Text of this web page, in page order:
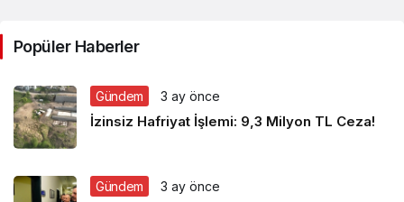
Popüler Haberler
Gündem 3 ay önce
İzinsiz Hafriyat İşlemi: 9,3 Milyon TL Ceza!
Gündem 3 ay önce